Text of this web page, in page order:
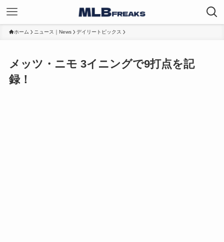
ホーム ニュース｜News デイリートピックス
メッツ・ニモ 3イニングで9打点を記
録！